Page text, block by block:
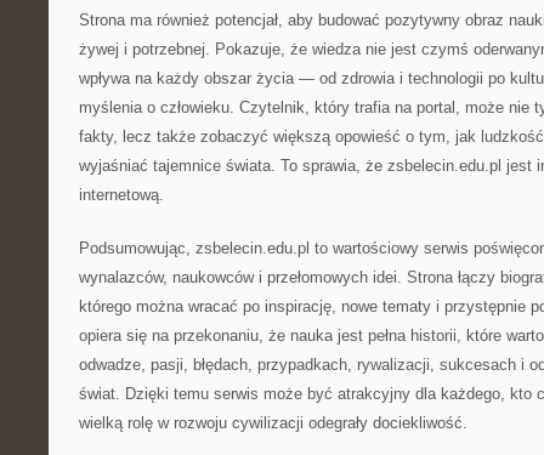
Strona ma również potencjał, aby budować pozytywny obraz
żywej i potrzebnej. Pokazuje, że wiedza nie jest czymś
wpływa na każdy obszar życia — od zdrowia i technologii po
myślenia o człowieku. Czytelnik, który trafia na portal, może nie
fakty, lecz także zobaczyć większą opowieść o tym, jak ludzkość
wyjaśniać tajemnice świata. To sprawia, że zsbelecin.edu.pl jest
internetową.
Podsumowując, zsbelecin.edu.pl to wartościowy serwis
wynalazców, naukowców i przełomowych idei. Strona łączy
którego można wracać po inspirację, nowe tematy i przystępnie
opiera się na przekonaniu, że nauka jest pełna historii, które
odwadze, pasji, błędach, przypadkach, rywalizacji, sukcesach i
świat. Dzięki temu serwis może być atrakcyjny dla każdego, kto
wielką rolę w rozwoju cywilizacji odegrały dociekliwość.